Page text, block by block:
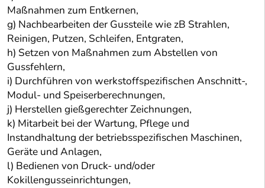
Maßnahmen zum Entkernen,
g) Nachbearbeiten der Gussteile wie zB Strahlen,
Reinigen, Putzen, Schleifen, Entgraten,
h) Setzen von Maßnahmen zum Abstellen von
Gussfehlern,
i) Durchführen von werkstoffspezifischen Anschnitt-,
Modul- und Speiserberechnungen,
j) Herstellen gießgerechter Zeichnungen,
k) Mitarbeit bei der Wartung, Pflege und
Instandhaltung der betriebsspezifischen Maschinen,
Geräte und Anlagen,
l) Bedienen von Druck- und/oder
Kokillengusseinrichtungen,